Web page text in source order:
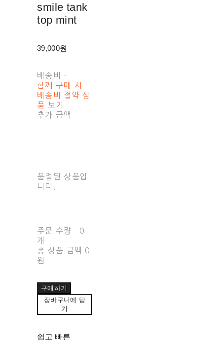
smile tank
top mint
39,000원
배송비 -
함께 구매 시
배송비 절약 상
품 보기
추가 금액
품절된 상품입
니다.
주문 수량
0
개
총 상품 금액 0
원
구매하기
장바구니에 담
기
쉽고 빠른